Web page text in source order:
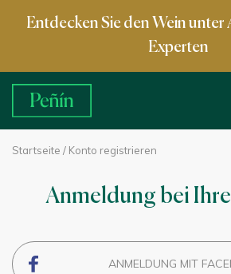
Entdecken Sie den Wein unter
Experten
Startseite / Konto registrieren
Anmeldung bei
ANMELDUNG MIT